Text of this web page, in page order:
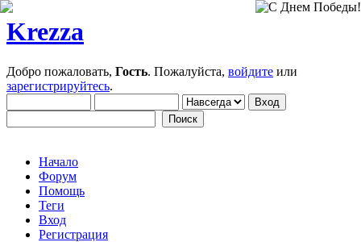
Krezza
Добро пожаловать, Гость. Пожалуйста, войдите или
зарегистрируйтесь.
Начало
Форум
Помощь
Теги
Вход
Регистрация